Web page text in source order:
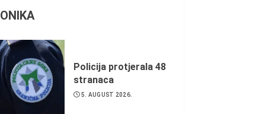
Policija protjerala 48
stranaca
5. AUGUST 2026.